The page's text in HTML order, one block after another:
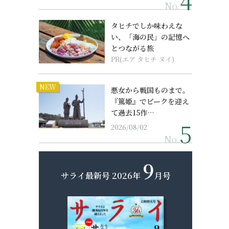
No.
タヒチでしか味わえな
い、「海の民」の記憶へ
とつながる旅
PR(エア タヒチ ヌイ)
NEW
悪女から戦国ものまで。
『篤姫』でピークを迎え
て過去15作…
2026/08/02
No.
サライ最新号 2026年 9月号